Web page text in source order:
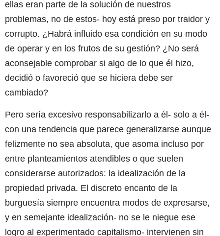
ellas eran parte de la solución de nuestros
problemas, no de estos- hoy está preso por traidor y
corrupto. ¿Habrá influido esa condición en su modo
de operar y en los frutos de su gestión? ¿No será
aconsejable comprobar si algo de lo que él hizo,
decidió o favoreció que se hiciera debe ser
cambiado?
Pero sería excesivo responsabilizarlo a él- solo a él-
con una tendencia que parece generalizarse aunque
felizmente no sea absoluta, que asoma incluso por
entre planteamientos atendibles o que suelen
considerarse autorizados: la idealización de la
propiedad privada. El discreto encanto de la
burguesía siempre encuentra modos de expresarse,
y en semejante idealización- no se le niegue ese
logro al experimentado capitalismo- intervienen sin